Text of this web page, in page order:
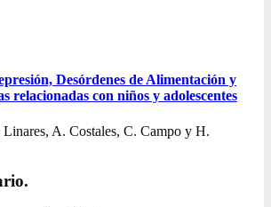
Desórdenes de Alimentación y
relacionadas con niños y adolescentes
A. Costales, C. Campo y H.